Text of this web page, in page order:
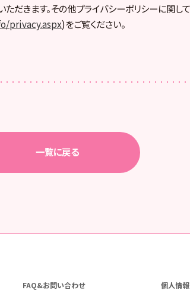
だきます。その他プライバシーポリシーに関し
privacy.aspx)をご覧ください。
一覧に戻る
FAQ&お問い合わせ 個人情